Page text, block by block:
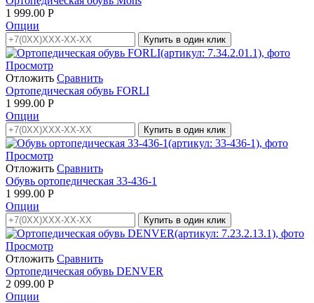
1 999.00 Р
Опции
Купить в один клик
Просмотр
Отложить Сравнить
Ортопедическая обувь FORLI
1 999.00 Р
Опции
Купить в один клик
Просмотр
Отложить Сравнить
Обувь ортопедическая 33-436-1
1 999.00 Р
Опции
Купить в один клик
Просмотр
Отложить Сравнить
Ортопедическая обувь DENVER
2 099.00 Р
Опции